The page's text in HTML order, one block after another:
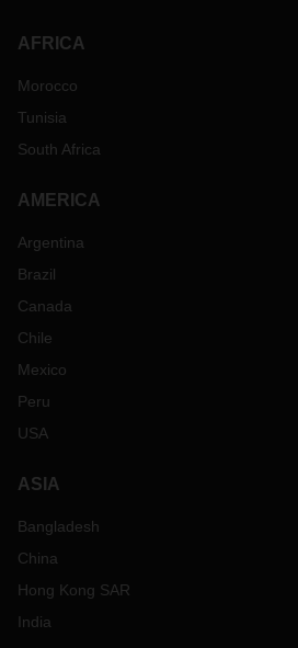
AFRICA
Morocco
Tunisia
South Africa
AMERICA
Argentina
Brazil
Canada
Chile
Mexico
Peru
USA
ASIA
Bangladesh
China
Hong Kong SAR
India